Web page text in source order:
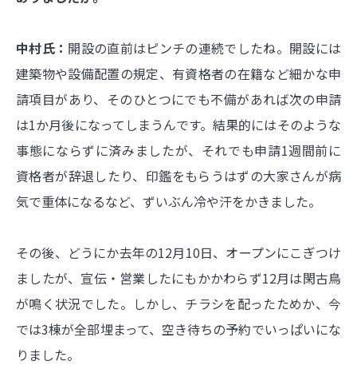
中村氏： 開設の直前はピンチの連続でしたね。開設には
建築物や設備配置の規定、有資格者の在籍など細かな申
請項目があり、そのひとつにでも不備があれば次の申請
は1か月後になってしまうんです。結果的にはそのような
事態にならずに済みましたが、それでも申請1週間前に
資格者が辞退したり、印鑑をもらうはずの大家さんが病
気で重体になるなど、ずいぶん冷や汗をかきました。
その後、どうにか去年の12月10日、オープンにこぎつけ
ましたが、宣伝・営業したにもかかわらず12月は閑古鳥
が鳴く状況でした。しかし、チラシを配ったためか、今
では3棟が全部埋まって、空き待ちの予約でいっぱいにな
りました。